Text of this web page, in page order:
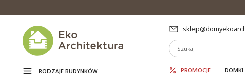
RODZAJE BUDYNKÓW PROMOCJE DOMKI